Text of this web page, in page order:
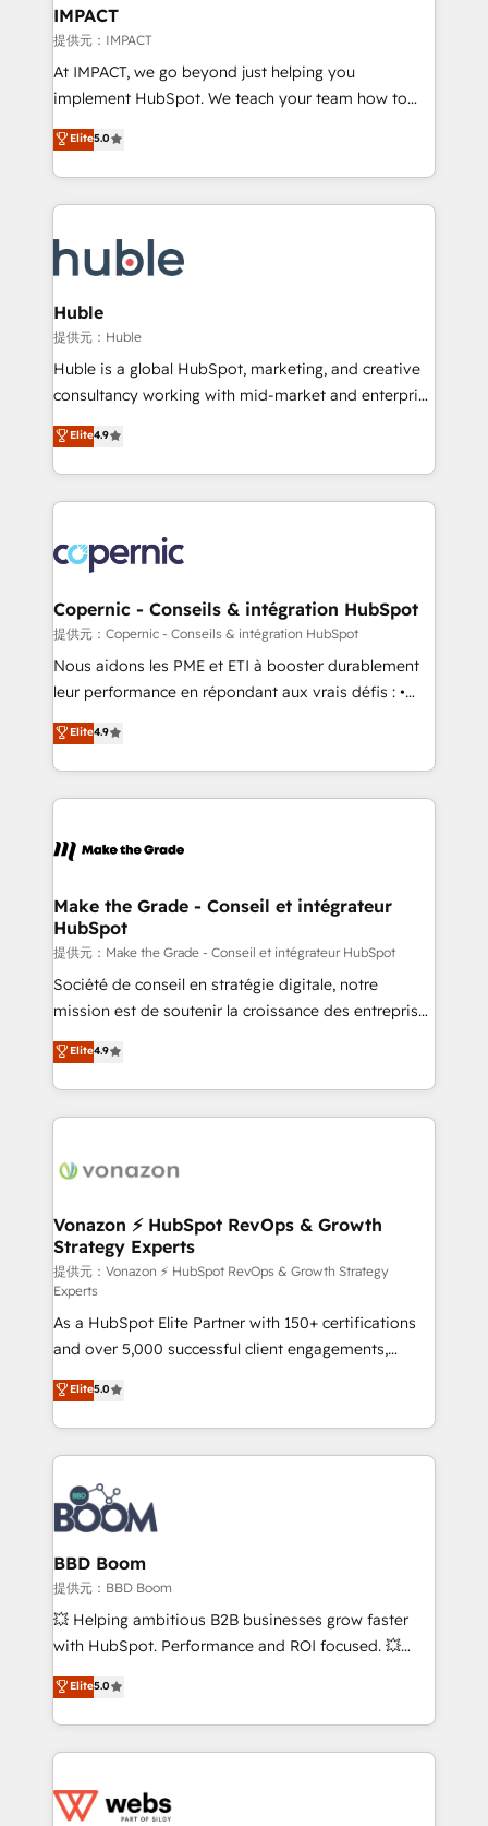
Integration templates that put HubSpot in the center
of your tech stack, syncing... 🛍️ Shopify or
WooCommerce 💲 Stripe or Paypal 💰 Sage or
Netsuite 🤖 Google or Microsoft ✍️ DocuSign or
the rare Advanced "Custom Integrations"
Accreditation, securely sync data across... 🔄 any
new HubSpot portal with Advanced Website and
CRM Migrations using our in-house "HubScrub" Tool.
IMPACT
提供元：IMPACT
At IMPACT, we go beyond just helping you
implement HubSpot. We teach your team how to
master it. As the creators of the Endless Customers
System™ (the next evolution of They Ask, You
Answer), we’re the only HubSpot partner built
entirely around coaching and training. That means
skills, processes, and internal team you need to
attract the right buyers, close deals faster, and grow
without outside dependencies. You’ll learn how to: •
Set up, audit, and organize your HubSpot portal •
Get your sales team fully using HubSpot • Track
pipeline and revenue across the entire buyer journey
growth • Create content and videos that attract
buyers • Use AI to scale smarter Our coaching-led
lasts. So if you're ready to become the most trusted
voice in your market, let’s talk.
Elite5.0
Huble
提供元：Huble
Huble is a global HubSpot, marketing, and creative
consultancy working with mid-market and enterprise
businesses. We go beyond implementation, shaping
the strategy, processes, and teams that turn
HubSpot into a genuine growth engine. Named
HubSpot's Global Partner of the Year in 2024,
worldwide, and with over 15 years in the ecosystem,
Huble has built a track record that speaks for itself.
One company, one operating model, delivering
across offices and consulting teams in the UK, USA,
Canada, Germany, France, Belgium, Singapore, and
South Africa. Certified compliant with ISO/IEC
international offices and 175+ employees.
Elite4.9
Copernic - Conseils & intégration HubSpot
提供元：Copernic - Conseils & intégration HubSpot
Nous aidons les PME et ETI à booster durablement
leur performance en répondant aux vrais défis : •
Intégration de HubSpot avec d’autres outils (ERP,
téléphonie, etc.) • Alignement des équipes grâce à un
outil et des données partagées • Amélioration de la
collecte et de l’analyse des données pour des
de la productivité des équipes Notre équipe de 30
avec un engagement total, alignant processus
métiers et technologie, et guidant vos équipes à
travers le changement, tout en centrant vos objectifs
d’entreprise. Grâce à une méthodologie éprouvée
auprès de plus de 400 clients, nous comprenons
HubSpot dans votre organisation. Pour toute
question technique ou besoin de structuration de
Elite4.9
Make the Grade - Conseil et intégrateur
HubSpot
提供元：Make the Grade - Conseil et intégrateur HubSpot
Société de conseil en stratégie digitale, notre
mission est de soutenir la croissance des entreprises
B2B à travers l’acquisition de nouveaux clients,
l'intégration CRM et le développement des revenus
auprès de vos comptes existants. En France et à
l'international, nous travaillons avec des ETI
delà d’une simple transformation digitale et des
➤ L’intégration de CRM et de méthodologie RevOps
pour aligner les équipes marketing, commerciales et
support client (data migration, synchronisation API,
audit et maintenance) ➤ La création de sites internet
de conversion qui transforment les visiteurs en
opportunités d'affaires ➤ La mise en place de
stratégies d'acquisition marketing (SEO, SEA,
inbound, automatisation marketing, ABM, IA,
emailing) Informations clés : - 10 ans d'expérience -
100+ intégrations CRM HubSpot réussies - 40
experts conseil - 150 certifications HubSpot
cumulées
Elite4.9
Vonazon ⚡ HubSpot RevOps & Growth
Strategy Experts
提供元：Vonazon ⚡ HubSpot RevOps & Growth Strategy
Experts
As a HubSpot Elite Partner with 150+ certifications
and over 5,000 successful client engagements,
Vonazon turns marketing complexity into
measurable, scalable growth. From onboarding to
enterprise-grade campaigns, our in-house team
builds scalable strategies that drive long-term
revenue. ⚙️ HubSpot Integration & Optimization •
Seamless CRM, CMS, and automation setup •
Complex platform migrations and data cleanups •
Custom APIs and third-party integrations 📈 End-to-
End Revenue Acceleration • Lifecycle marketing and
pipeline growth programs • Sales enablement tools
and CRM optimization • Retention strategies with
Execution • 750+ onboardings and 2,000+
implementations • Deep expertise across marketing,
Elite5.0
BBD Boom
提供元：BBD Boom
💥 Helping ambitious B2B businesses grow faster
with HubSpot. Performance and ROI focused. 💥
BBD Boom is the HubSpot partner that can help you
to HubSpot Better. We work with your teams to
solve all your HubSpot challenges and improve user
adoption, sales process and marketing results.
the first time 🔧 Designing and optimising your
Elite5.0